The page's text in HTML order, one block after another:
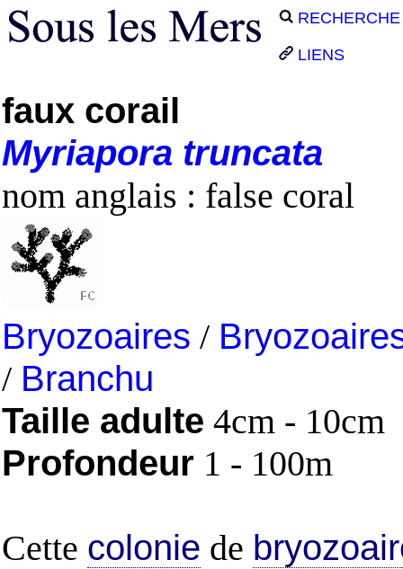
RECHERCHE
LIENS
faux corail
Myriapora truncata
nom anglais : false coral
Bryozoaires /
/ Branchu
Taille adulte 4cm - 10cm
Profondeur 1 - 100m
Cette colonie de